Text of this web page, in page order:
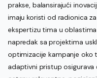
prakse, balansirajući
imaju koristi od radionica
ekspertizu tima u
napredak sa projektima
optimizacije kampanje
adaptivni pristup osigurava